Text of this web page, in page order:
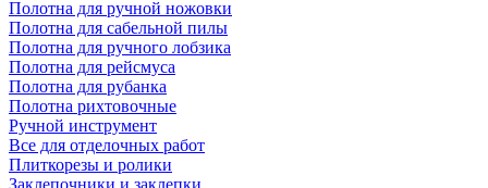
Полотна для ручной ножовки
Полотна для сабельной пилы
Полотна для ручного лобзика
Полотна для рейсмуса
Полотна для рубанка
Полотна рихтовочные
Ручной инструмент
Все для отделочных работ
Плиткорезы и ролики
Заклепочники и заклепки